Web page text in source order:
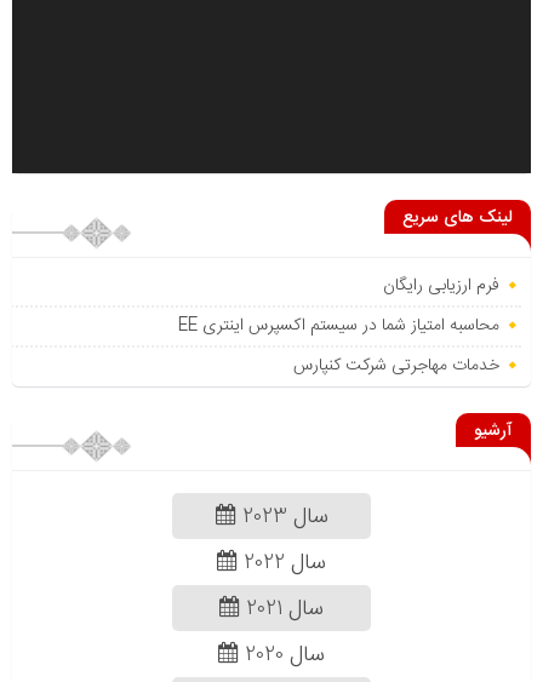
لینک های سریع
فرم ارزیابی رایگان
محاسبه امتیاز شما در سیستم اکسپرس اینتری EE
خدمات مهاجرتی شرکت کنپارس
آرشیو
سال 2023
سال 2022
سال 2021
سال 2020